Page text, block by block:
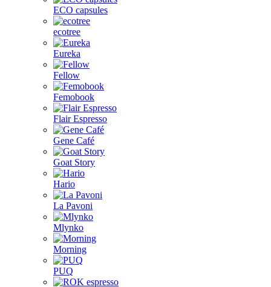
ECO capsules
ecotree
Eureka
Fellow
Femobook
Flair Espresso
Gene Café
Goat Story
Hario
La Pavoni
Mlynko
Morning
PUQ